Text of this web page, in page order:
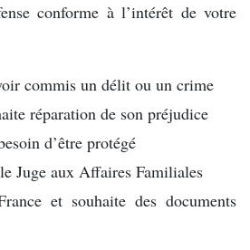
conforme à l’intérêt de votre
commis un délit ou un crime
réparation de son préjudice
d’être protégé
Juge aux Affaires Familiales
et souhaite des documents